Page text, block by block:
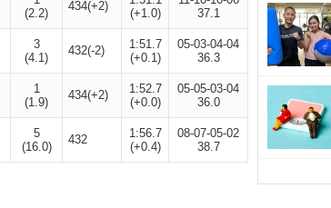
(2.2)
434(+2)
(+1.0)
37.1
3
(4.1)
432(-2)
1:51.7
(+0.1)
05-03-04-04
36.3
1
(1.9)
434(+2)
1:52.7
(+0.0)
05-05-03-04
36.0
5
(16.0)
432
1:56.7
(+0.4)
08-07-05-02
38.7